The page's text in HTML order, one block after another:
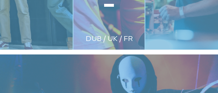
DUB / UK / FR